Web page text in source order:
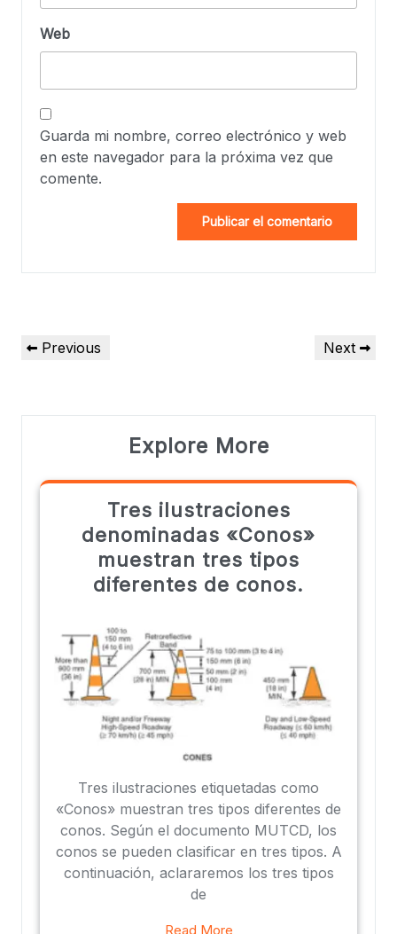
Web
Guarda mi nombre, correo electrónico y web
en este navegador para la próxima vez que
comente.
Previous Next
Explore More
Tres ilustraciones
denominadas «Conos»
muestran tres tipos
diferentes de conos.
Tres ilustraciones etiquetadas como
«Conos» muestran tres tipos diferentes de
conos. Según el documento MUTCD, los
conos se pueden clasificar en tres tipos. A
continuación, aclararemos los tres tipos
de
Read More